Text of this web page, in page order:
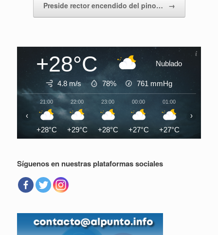
Preside rector encendido del pino… →
+28°C Nublado
4.8 m/s 78% 761 mmHg
21:00
+28°C
22:00
+29°C
23:00
+28°C
00:00
+27°C
01:00
+27°C
‹ ›
Síguenos en nuestras plataformas sociales